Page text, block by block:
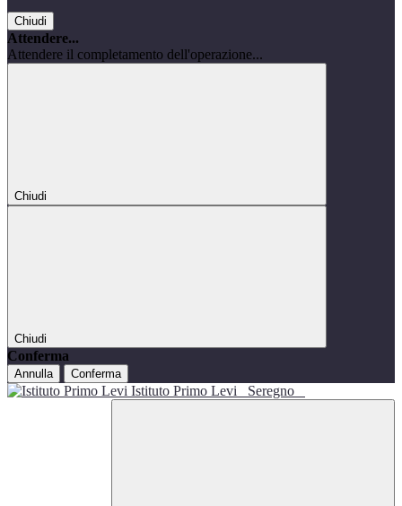
Chiudi
Attendere...
Attendere il completamento dell'operazione...
Chiudi
Chiudi
Conferma
Annulla Conferma
Istituto Primo Levi Seregno